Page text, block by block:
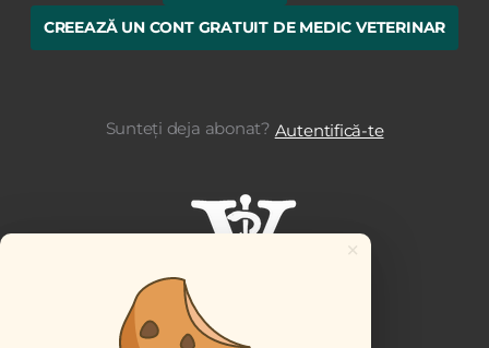
CREEAZĂ UN CONT GRATUIT DE MEDIC VETERINAR
Sunteți deja abonat? Autentifică-te
×